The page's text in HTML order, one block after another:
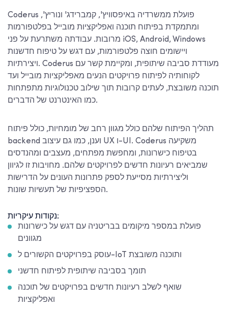
Coderus פועלת ממשרדיה באיפסוויץ', קמברידג' ונוריץ',
ומתמקדת בפיתוח תוכנה ואפליקציות מובייל בפלטפורמות
מרובות. עבודתה משתרעת על פני iOS, Android, Windows
ויישומים חוצה פלטפורמות, עם דגש על טיפוח חדשנות
ויצירתיות. Coderus מעודדת סביבה שיתופית, ומקיימת קשר עם
לקוחותיה לפיתוח פרויקטים הנעים מאפליקציות מובייל ועד
תוכנה משובצת, לעתים קרובות תוך שילוב טכנולוגיות מתפתחות
כמו האינטרנט של הדברים.
תהליך הפיתוח שלהם כולל מגוון רחב של מומחיות, כולל פיתוח
backend וענן, כמו גם עיצוב UX ו-UI. Coderus משקיעה
בטיפוח כישרונות, ומחפשת מפתחים, מעצבים ומהנדסים
שמביאים רעיונות חדשים לפרויקטים שלהם. מחויבות זו לגיוון
וליצירתיות מסייעת לספק פתרונות העונים על הדרישות
הספציפיות של תעשיות שונות.
נקודות עיקריות:
פועלת במספר מיקומים בבריטניה עם דגש על כישרונות
מגוונים
עוסק בפרויקטים הקשורים ל-IoT ותוכנה משובצת
תומך בסביבה שיתופית לפיתוח חדשני
שואף לשלב רעיונות חדשים בפרויקטים של תוכנה
ואפליקציות